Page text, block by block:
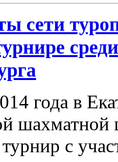
сети
года в
шахматной
с